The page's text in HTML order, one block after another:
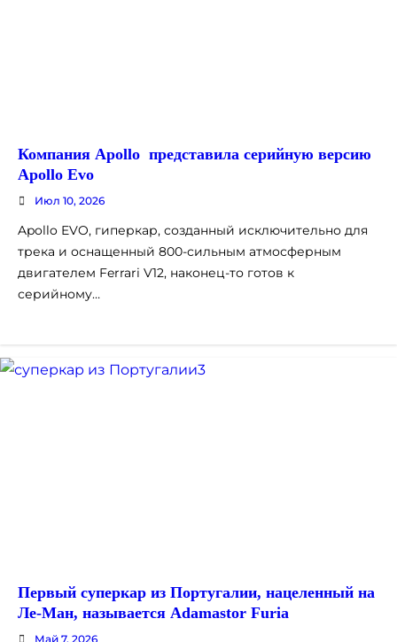
Компания Apollo представила серийную версию
Apollo Evo
Июл 10, 2026
Apollo EVO, гиперкар, созданный исключительно для
трека и оснащенный 800-сильным атмосферным
двигателем Ferrari V12, наконец-то готов к
серийному…
Первый суперкар из Португалии, нацеленный на
Ле-Ман, называется Adamastor Furia
Май 7, 2026